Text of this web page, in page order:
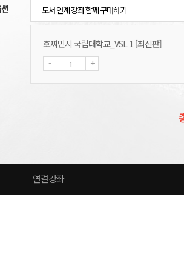
호찌민시 국립대학교_VSL 1 [최신판]
-
+
연결강좌